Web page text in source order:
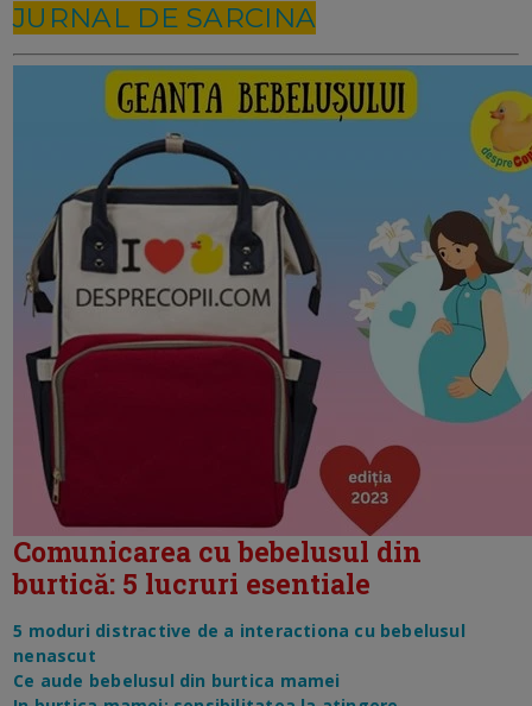
JURNAL DE SARCINA
Comunicarea cu bebelusul din
burtică: 5 lucruri esentiale
5 moduri distractive de a interactiona cu bebelusul
nenascut
Ce aude bebelusul din burtica mamei